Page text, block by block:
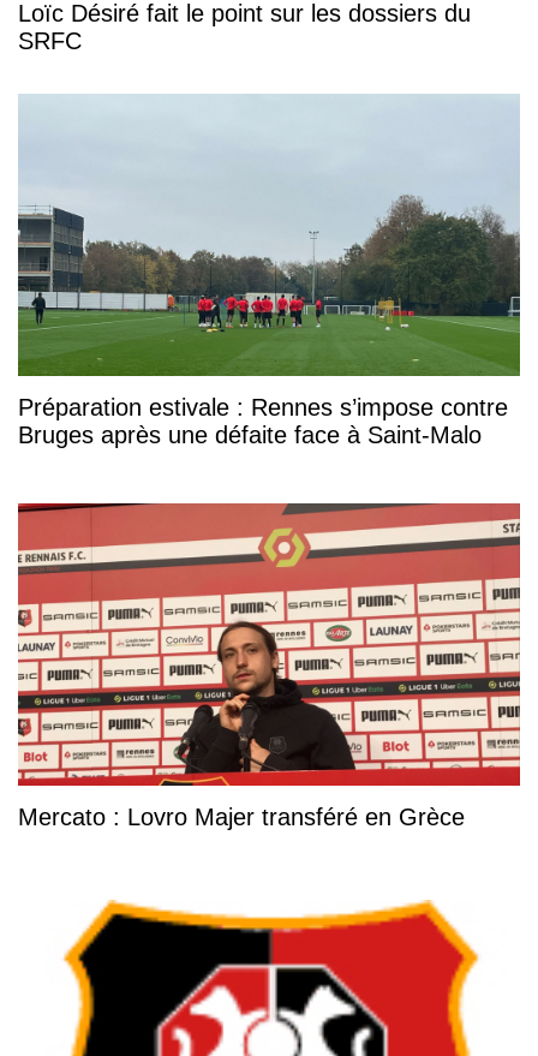
Loïc Désiré fait le point sur les dossiers du
SRFC
Préparation estivale : Rennes s’impose contre
Bruges après une défaite face à Saint-Malo
Mercato : Lovro Majer transféré en Grèce